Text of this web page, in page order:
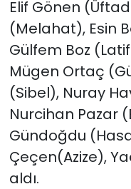
Elif Gönen
(Melahat), Esin
Gülfem Boz
Mügen Ortaç
(Sibel), Nuray
Nurcihan Pazar
Gündoğdu
Çeçen(Azize),
aldı.